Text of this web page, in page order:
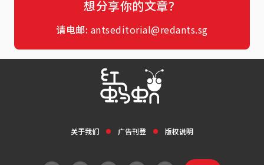
想分享你的文章？
请电邮: antseditorial@redants.sg
关于我们 广告刊登 版权说明